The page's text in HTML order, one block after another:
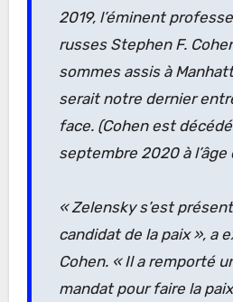
2019, l’éminent
russes Stephen F.
sommes assis à
serait notre dernier
face. (Cohen est
septembre 2020 à l’âge
« Zelensky s’est
candidat de la paix », a
Cohen. « Il a remporté
mandat pour faire la